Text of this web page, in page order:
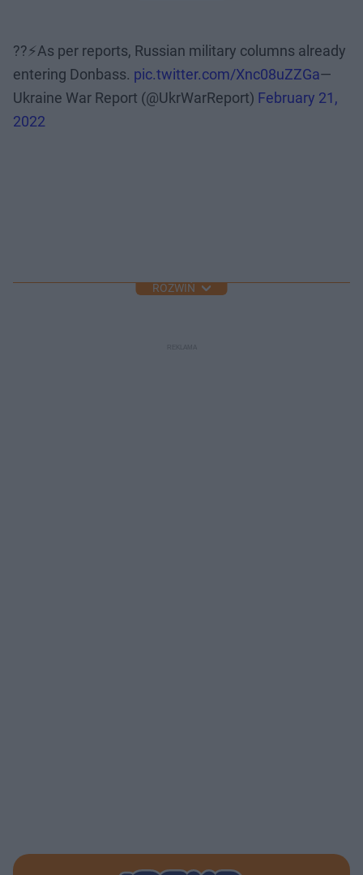
??⚡️As per reports, Russian military columns already
entering Donbass. pic.twitter.com/Xnc08uZZGa—
Ukraine War Report (@UkrWarReport) February 21,
2022
ROZWIŃ